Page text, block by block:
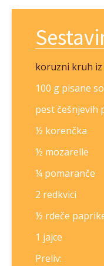
koruzni kruh iz
100 g pisane
pest češnjevih
½ korenčka
½ mozarelle
¼ pomaranče
2 redkvici
½ rdeče
1 jajce
Preliv: